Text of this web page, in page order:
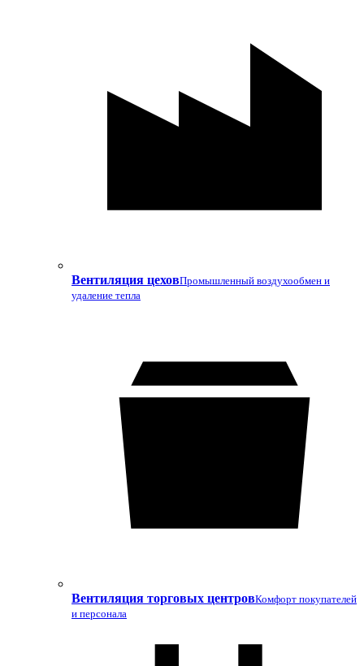
Вентиляция цеховПромышленный воздухообмен и
удаление тепла
Вентиляция торговых центровКомфорт покупателей
и персонала